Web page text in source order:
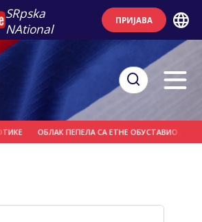
SRpska
NAtional
ПРИЈАВА
ОБЛАК ПЕПЕЛА СА ЕТНЕ ОБУСТАВИО АВИО-